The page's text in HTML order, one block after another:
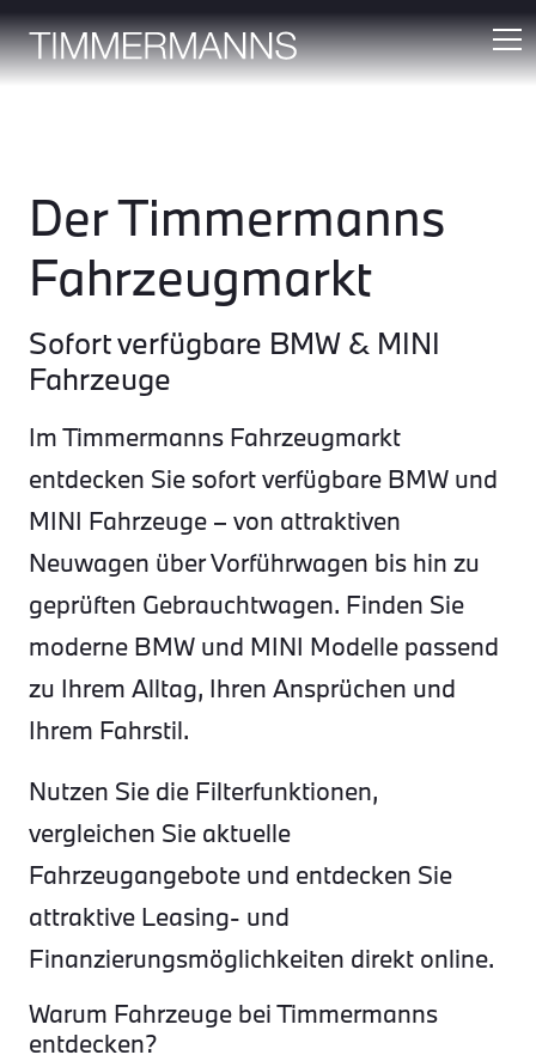
Der Timmermanns
Fahrzeugmarkt
Sofort verfügbare BMW & MINI
Fahrzeuge
Im Timmermanns Fahrzeugmarkt
entdecken Sie sofort verfügbare BMW und
MINI Fahrzeuge – von attraktiven
Neuwagen über Vorführwagen bis hin zu
geprüften Gebrauchtwagen. Finden Sie
moderne BMW und MINI Modelle passend
zu Ihrem Alltag, Ihren Ansprüchen und
Ihrem Fahrstil.
Nutzen Sie die Filterfunktionen,
vergleichen Sie aktuelle
Fahrzeugangebote und entdecken Sie
attraktive Leasing- und
Finanzierungsmöglichkeiten direkt online.
Warum Fahrzeuge bei Timmermanns
entdecken?